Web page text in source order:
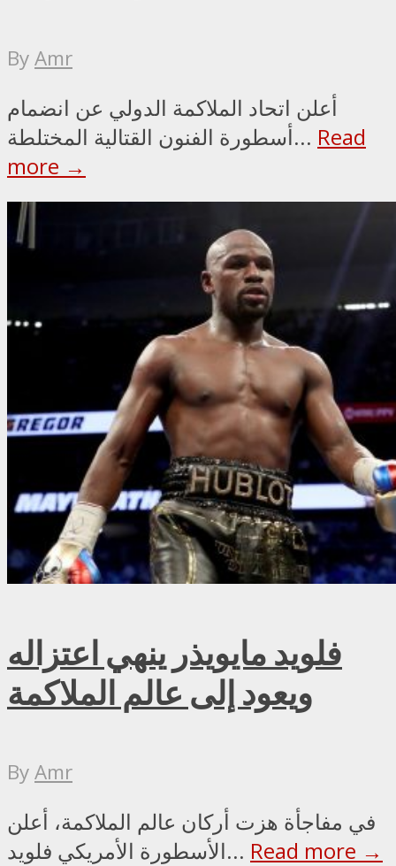
ByAmr
أعلن اتحاد الملاكمة الدولي عن انضمام
أسطورة الفنون القتالية المختلطة... Read
more →
فلويد مايويذر ينهي اعتزاله
ويعود إلى عالم الملاكمة
ByAmr
في مفاجأة هزت أركان عالم الملاكمة، أعلن
الأسطورة الأمريكي فلويد... Read more →